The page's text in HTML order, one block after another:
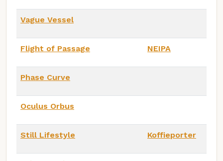
Vague Vessel
Flight of Passage NEIPA
Phase Curve
Oculus Orbus
Still Lifestyle Koffieporter